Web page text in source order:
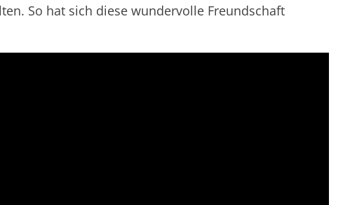
So hat sich diese wundervolle Freundschaft